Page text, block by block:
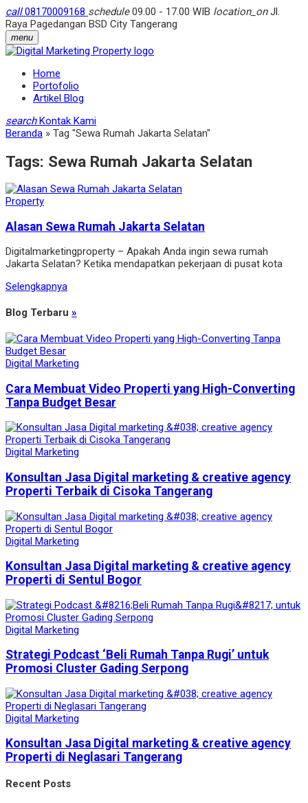
call08170009168 schedule09.00 - 17.00 WIB location_onJl.
Raya Pagedangan BSD City Tangerang
menu
Home
Portofolio
Artikel Blog
search Kontak Kami
Beranda » Tag "Sewa Rumah Jakarta Selatan"
Tags: Sewa Rumah Jakarta Selatan
Property
Alasan Sewa Rumah Jakarta Selatan
Digitalmarketingproperty – Apakah Anda ingin sewa rumah
Jakarta Selatan? Ketika mendapatkan pekerjaan di pusat kota
Selengkapnya
Blog Terbaru »
Digital Marketing
Cara Membuat Video Properti yang High-Converting
Tanpa Budget Besar
Digital Marketing
Konsultan Jasa Digital marketing & creative agency
Properti Terbaik di Cisoka Tangerang
Digital Marketing
Konsultan Jasa Digital marketing & creative agency
Properti di Sentul Bogor
Digital Marketing
Strategi Podcast ‘Beli Rumah Tanpa Rugi’ untuk
Promosi Cluster Gading Serpong
Digital Marketing
Konsultan Jasa Digital marketing & creative agency
Properti di Neglasari Tangerang
Recent Posts